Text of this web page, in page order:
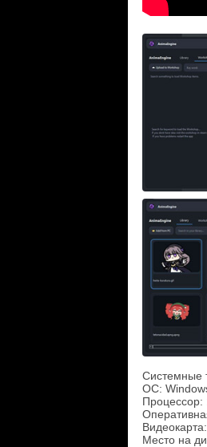
Системные
ОС:
Процессор:
Место на